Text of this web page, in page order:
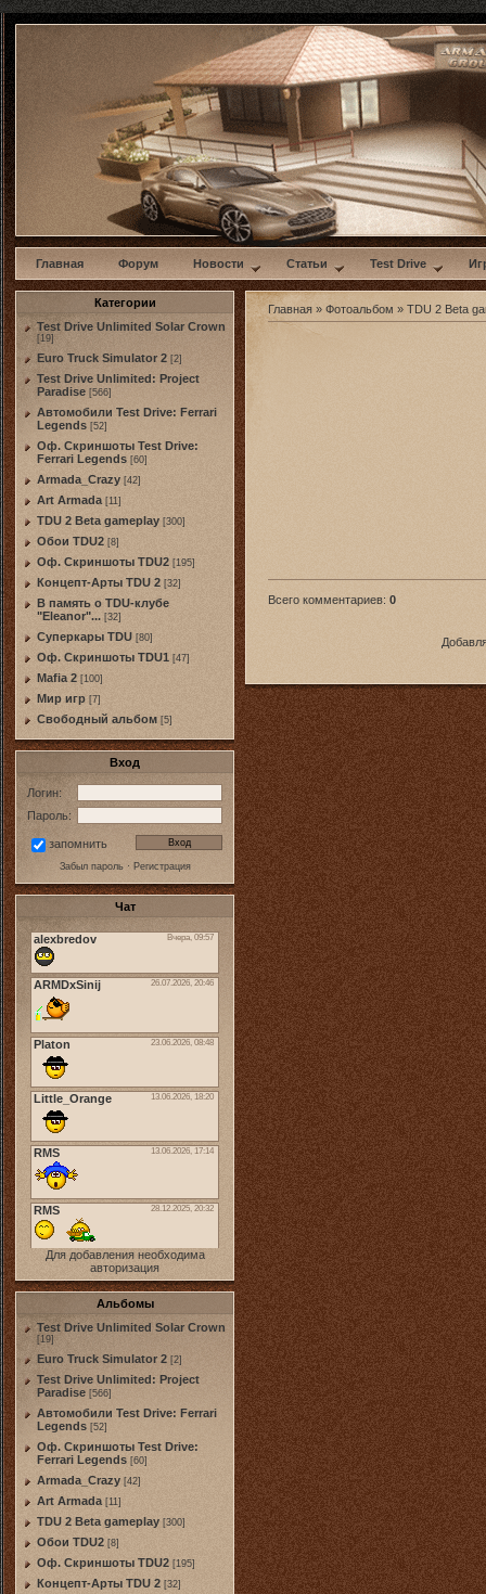
w
Главная Форум Новости Статьи Test Drive
Категории
Test Drive Unlimited Solar Crown
[19]
Euro Truck Simulator 2 [2]
Test Drive Unlimited: Project
Paradise [566]
Автомобили Test Drive: Ferrari
Legends [52]
Оф. Скриншоты Test Drive:
Ferrari Legends [60]
Armada_Crazy [42]
Art Armada [11]
TDU 2 Beta gameplay [300]
Обои TDU2 [8]
Оф. Скриншоты TDU2 [195]
Концепт-Арты TDU 2 [32]
В память о TDU-клубе
"Eleanor"... [32]
Суперкары TDU [80]
Оф. Скриншоты TDU1 [47]
Mafia 2 [100]
Мир игр [7]
Свободный альбом [5]
Вход
Логин:
Пароль:
запомнить
Забыл пароль· Регистрация
Чат
Для добавления необходима
авторизация
Альбомы
Test Drive Unlimited Solar Crown
[19]
Euro Truck Simulator 2 [2]
Test Drive Unlimited: Project
Paradise [566]
Автомобили Test Drive: Ferrari
Legends [52]
Оф. Скриншоты Test Drive:
Ferrari Legends [60]
Armada_Crazy [42]
Art Armada [11]
TDU 2 Beta gameplay [300]
Обои TDU2 [8]
Оф. Скриншоты TDU2 [195]
Концепт-Арты TDU 2 [32]
Главная » Фотоальбом » TDU 2 Beta
Всего комментариев: 0